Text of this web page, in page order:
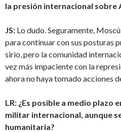
la presión internacional sobre
JS: Lo dudo. Seguramente,
para continuar con sus posturas
sirio, pero la comunidad
vez más impaciente con la
ahora no haya tomado acciones
LR: ¿Es posible a medio plazo
militar internacional, aunque
humanitaria?